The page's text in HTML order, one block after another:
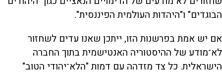
הבוגדים" ו"היהדות העולמית הפיננסית".
אם יש אמת בפרשנות הזו, ייתכן שאנו עדים לשחזור
לא־מודע של ההיסטוריה האנטישמית בתוך החברה
הישראלית. כל צד מזדהה עם דמות "הלא־יהודי הטוב"